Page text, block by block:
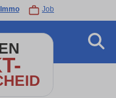
Immo Job